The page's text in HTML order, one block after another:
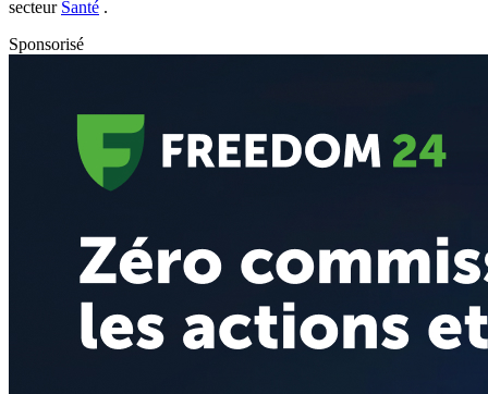
secteur Santé .
Sponsorisé